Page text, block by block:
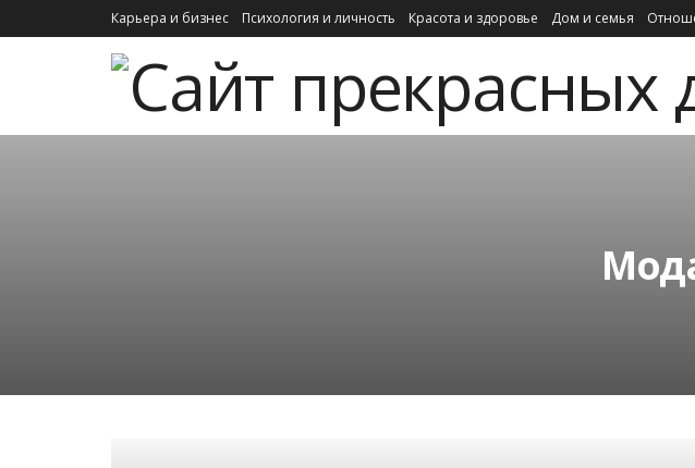
Карьера и бизнес Психология и личность Красота и здоровье Дом и семья